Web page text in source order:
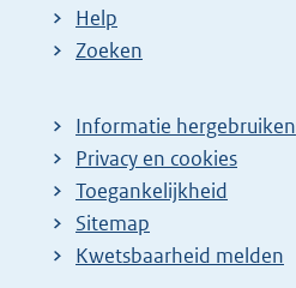
Help
Zoeken
Informatie hergebruiken
Privacy en cookies
Toegankelijkheid
Sitemap
Kwetsbaarheid melden